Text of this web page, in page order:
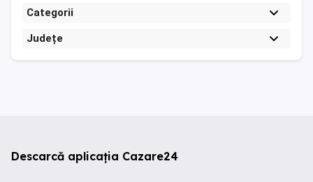
Categorii
Județe
Descarcă aplicația Cazare24